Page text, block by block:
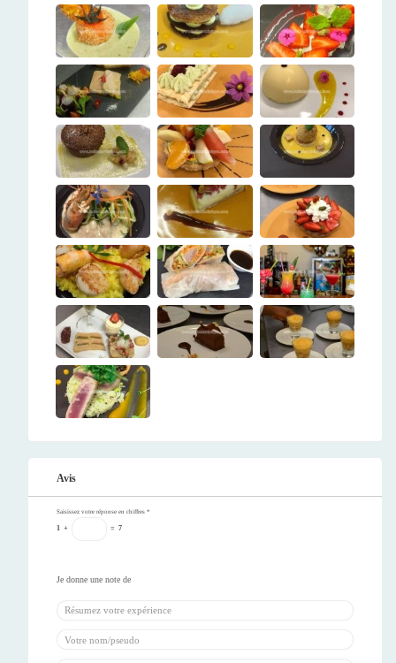
Avis
Saisissez votre réponse en chiffres *
1 + = 7